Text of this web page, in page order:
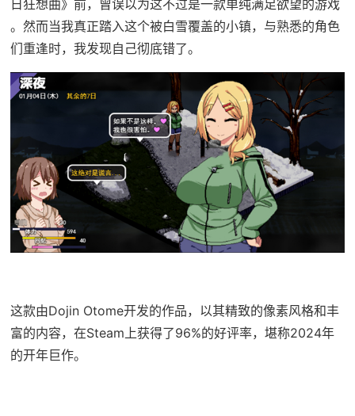
日狂想曲》前，曾误以为这不过是一款​​单纯满足欲望的游戏​​
。然而当我真正踏入这个被白雪覆盖的小镇，与熟悉的角色
们重逢时，我发现自己彻底错了。
这款由Dojin Otome开发的作品，以其精致的像素风格和丰
富的内容，在Steam上获得了​​96%的好评率​​，堪称2024年
的开年巨作。